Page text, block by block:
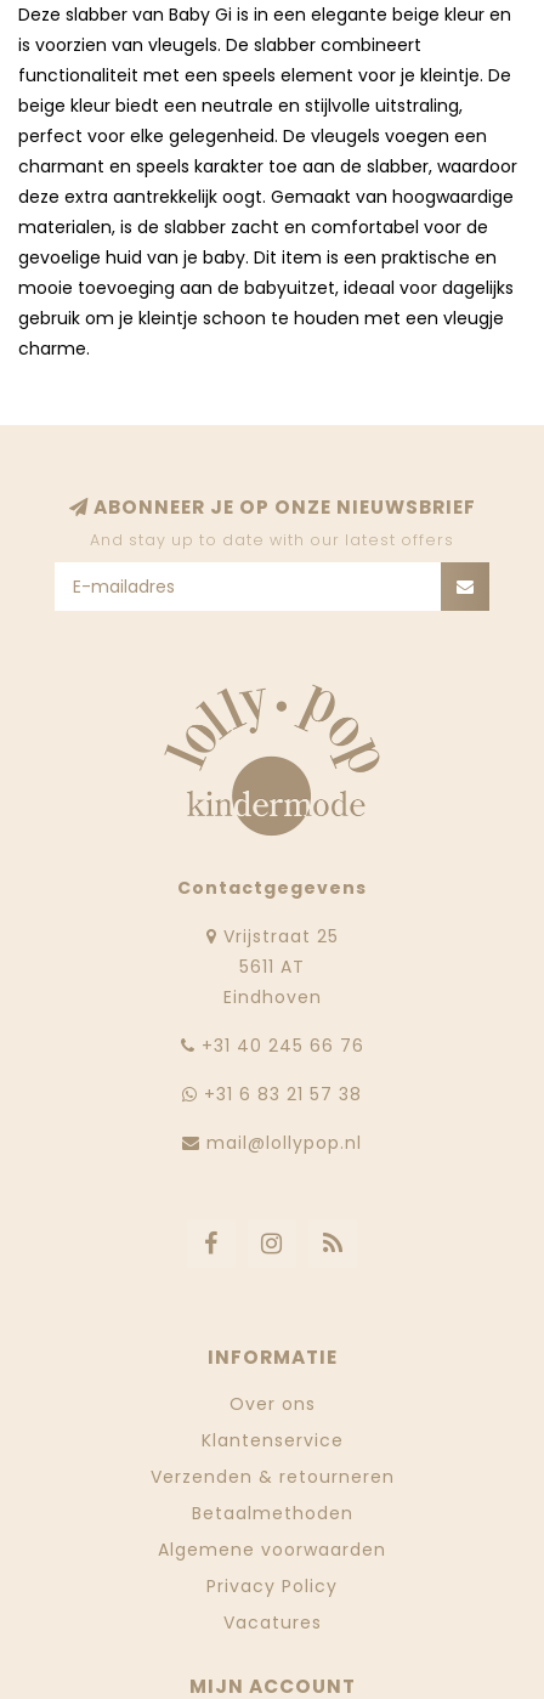
Deze slabber van Baby Gi is in een elegante beige kleur en
is voorzien van vleugels. De slabber combineert
functionaliteit met een speels element voor je kleintje. De
beige kleur biedt een neutrale en stijlvolle uitstraling,
perfect voor elke gelegenheid. De vleugels voegen een
charmant en speels karakter toe aan de slabber, waardoor
deze extra aantrekkelijk oogt. Gemaakt van hoogwaardige
materialen, is de slabber zacht en comfortabel voor de
gevoelige huid van je baby. Dit item is een praktische en
mooie toevoeging aan de babyuitzet, ideaal voor dagelijks
gebruik om je kleintje schoon te houden met een vleugje
charme.
ABONNEER JE OP ONZE NIEUWSBRIEF
And stay up to date with our latest offers
Contactgegevens
Vrijstraat 25
5611 AT
Eindhoven
‭+31 40 245 66 76
+31 6 83 21 57 38
mail@lollypop.nl
INFORMATIE
Over ons
Klantenservice
Verzenden & retourneren
Betaalmethoden
Algemene voorwaarden
Privacy Policy
Vacatures
MIJN ACCOUNT